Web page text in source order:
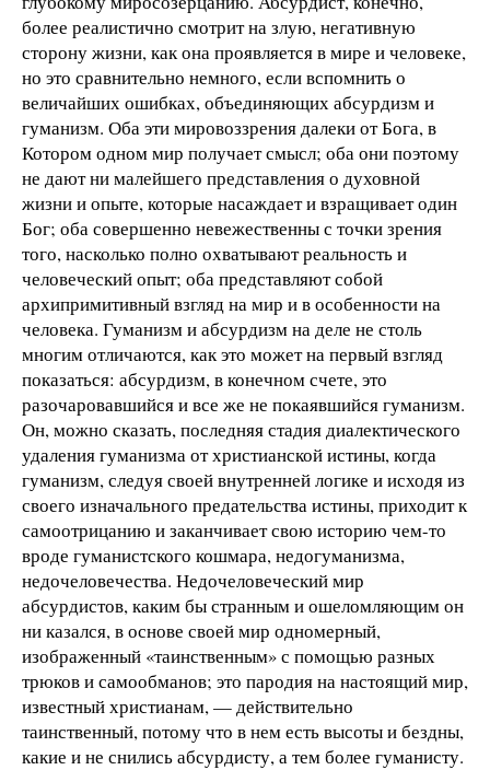
более реалистично смотрит на злую, негативную
сторону жизни, как она проявляется в мире и человеке,
но это сравнительно немного, если вспомнить о
величайших ошибках, объединяющих абсурдизм и
гуманизм. Оба эти мировоззрения далеки от Бога, в
Котором одном мир получает смысл; оба они поэтому
не дают ни малейшего представления о духовной
жизни и опыте, которые насаждает и взращивает один
Бог; оба совершенно невежественны с точки зрения
того, насколько полно охватывают реальность и
человеческий опыт; оба представляют собой
архипримитивный взгляд на мир и в особенности на
человека. Гуманизм и абсурдизм на деле не столь
многим отличаются, как это может на первый взгляд
показаться: абсурдизм, в конечном счете, это
разочаровавшийся и все же не покаявшийся гуманизм.
Он, можно сказать, последняя стадия диалектического
удаления гуманизма от христианской истины, когда
гуманизм, следуя своей внутренней логике и исходя из
своего изначального предательства истины, приходит к
самоотрицанию и заканчивает свою историю чем-то
вроде гуманистского кошмара, недогуманизма,
недочеловечества. Недочеловеческий мир
абсурдистов, каким бы странным и ошеломляющим он
ни казался, в основе своей мир одномерный,
изображенный «таинственным» с помощью разных
трюков и самообманов; это пародия на настоящий мир,
известный христианам, — действительно
таинственный, потому что в нем есть высоты и бездны,
какие и не снились абсурдисту, а тем более гуманисту.